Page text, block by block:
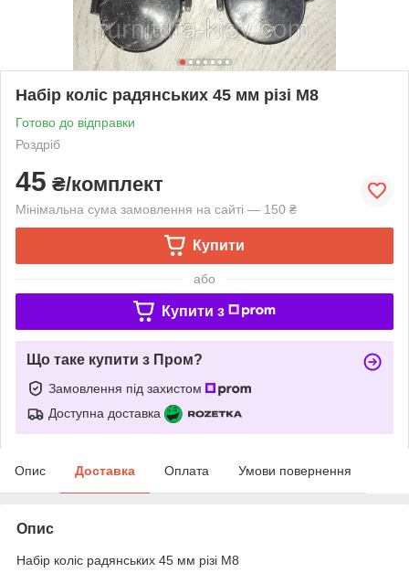
Набір коліс радянських 45 мм різі М8
Готово до відправки
Роздріб
45 ₴/комплект
Мінімальна сума замовлення на сайті — 150 ₴
Купити
або
Купити з
Що таке купити з Пром?
Замовлення під захистом
Доступна доставка
Опис Доставка Оплата Умови повернення
Опис
Набір коліс радянських 45 мм різі М8